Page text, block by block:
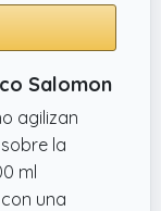
Salomon
agilizan
la
ml
una